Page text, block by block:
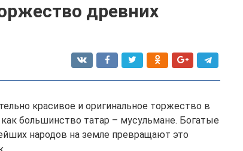
древних
красивое и оригинальное торжество в
большинство татар – мусульмане. Богатые
народов на земле превращают это